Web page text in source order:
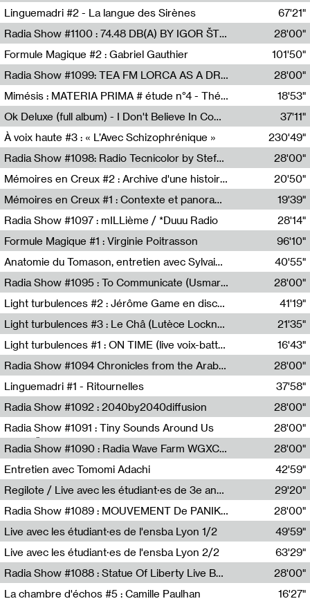
Revue Les Chambres,Hugo Pernet
Linguemadri #2 - La langue des Sirènes
Meris Angioletti
67'21"
Radia Show #1100 : 74.48 DB(A) BY IGOR ŠTROMAJER FOR RADIO X
radio x
28'00"
Formule Magique #2 : Gabriel Gauthier
Nathalie Lacroix,Gabriel Gauthier
101'50"
Radia Show #1099: TEA FM LORCA AS A DREAM
TEAFM
28'00"
Mimésis : MATERIA PRIMA # étude n°4 - Théâtre de l’Aquarium
Francesco Russo,Scuola della Crisi
18'53"
Ok Deluxe (full album) - I Don't Believe In Computing
37'11"
À voix haute #3 : « L’Avec Schizophrénique »
230'49"
Radia Show #1098: Radio Tecnicolor by Stefan Nussbaumer & Georg Zichy (Radio Orange 94.0)
Radio Orange 94.0
28'00"
Mémoires en Creux #2 : Archive d'une histoire artistique
Sophie Auger-Grappin
20'50"
Mémoires en Creux #1 : Contexte et panorama
Sophie Auger-Grappin
19'39"
Radia Show #1097 : mILLième / *Duuu Radio
28'14"
Formule Magique #1 : Virginie Poitrasson
Nathalie Lacroix,Virginie Poitrasson
96'10"
Anatomie du Tomason, entretien avec Sylvain Cardonnel
Loraine Baud,Sylvain Cardonnel
40'55"
Radia Show #1095 : To Communicate (Usmaradio)
Usmaradio
28'00"
Light turbulences #2 : Jérôme Game en discussion avec Thomas Corlin
41'19"
Light turbulences #3 : Le Châ (Lutèce Lockness)
Lutèce Lockness
21'35"
Light turbulences #1 : ON TIME (live voix-batterie) avec Jérôme Game & Jean-Michel Espitallier
Jérôme Game,Jean-Michel Espitallier
16'43"
Radia Show #1094 Chronicles from the Arab Cold War by Ghazi Barakat
Reboot.fm
28'00"
Linguemadri #1 - Ritournelles
Meris Angioletti
37'58"
Radia Show #1092 : 2040by2040diffusion
Diffusion FM
28'00"
Radia Show #1091 : Tiny Sounds Around Us
Radio Študent
28'00"
Radia Show #1090 : Radia Wave Farm WGXC Corey De Juan Sherrard Jr Startalk
Wave Farm
28'00"
Entretien avec Tomomi Adachi
Tomomi Adachi,Loraine Baud
42'59"
Regilote / Live avec les étudiant·es de 3e année de l'EMA
Nima Henryon,Athéna Noël,Amir Genillon,Ibourayane Ahmadi,Manelle Cherrih,Honorine Gibello,John Weeber,Manon Joseph
29'20"
Radia Show #1089 : MOUVEMENT De PANIK (Radio Panik)
Radio Panik
28'00"
Live avec les étudiant·es de l'ensba Lyon 1/2
49'59"
Live avec les étudiant·es de l'ensba Lyon 2/2
63'29"
Radia Show #1088 : Statue Of Liberty Live By Ed Baxter (Resonance)
Resonance
28'00"
La chambre d'échos #5 : Camille Paulhan
16'27"